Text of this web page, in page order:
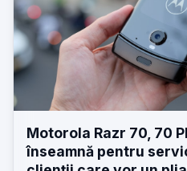
Motorola Razr 70, 70
înseamnă pentru